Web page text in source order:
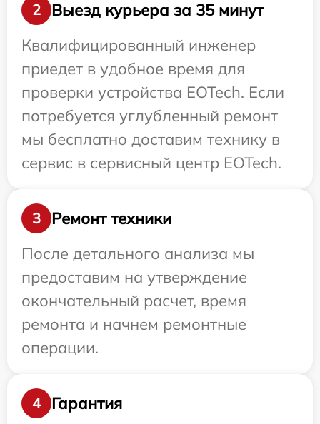
2
Выезд курьера за 35 минут
Квалифицированный инженер
приедет в удобное время для
проверки устройства EOTech. Если
потребуется углубленный ремонт
мы бесплатно доставим технику в
сервис в сервисный центр EOTech.
3
Ремонт техники
После детального анализа мы
предоставим на утверждение
окончательный расчет, время
ремонта и начнем ремонтные
операции.
4
Гарантия